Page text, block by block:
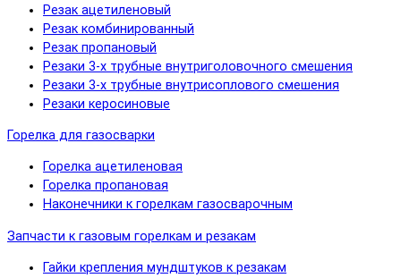
Резак ацетиленовый
Резак комбинированный
Резак пропановый
Резаки 3-х трубные внутриголовочного смешения
Резаки 3-х трубные внутрисоплового смешения
Резаки керосиновые
Горелка для газосварки
Горелка ацетиленовая
Горелка пропановая
Наконечники к горелкам газосварочным
Запчасти к газовым горелкам и резакам
Гайки крепления мундштуков к резакам